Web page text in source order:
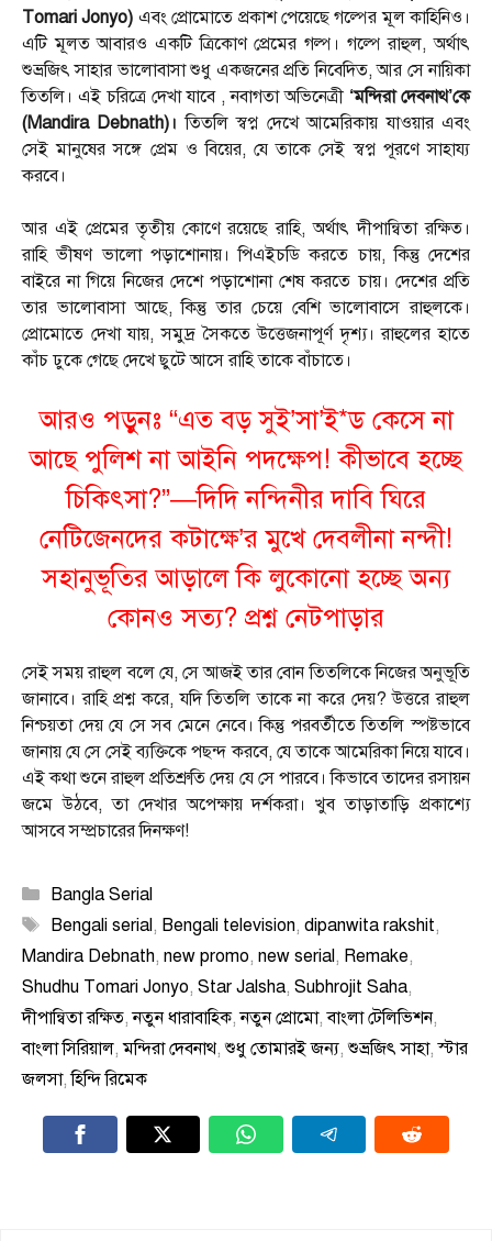
Tomari Jonyo) এবং প্রোমোতে প্রকাশ পেয়েছে গল্পের মূল কাহিনিও।
এটি মূলত আবারও একটি ত্রিকোণ প্রেমের গল্প। গল্পে রাহুল, অর্থাৎ
শুভ্রজিৎ সাহার ভালোবাসা শুধু একজনের প্রতি নিবেদিত, আর সে নায়িকা
তিতলি। এই চরিত্রে দেখা যাবে , নবাগতা অভিনেত্রী ‘মন্দিরা দেবনাথ’কে
(Mandira Debnath)। তিতলি স্বপ্ন দেখে আমেরিকায় যাওয়ার এবং
সেই মানুষের সঙ্গে প্রেম ও বিয়ের, যে তাকে সেই স্বপ্ন পূরণে সাহায্য
করবে।
আর এই প্রেমের তৃতীয় কোণে রয়েছে রাহি, অর্থাৎ দীপান্বিতা রক্ষিত।
রাহি ভীষণ ভালো পড়াশোনায়। পিএইচডি করতে চায়, কিন্তু দেশের
বাইরে না গিয়ে নিজের দেশে পড়াশোনা শেষ করতে চায়। দেশের প্রতি
তার ভালোবাসা আছে, কিন্তু তার চেয়ে বেশি ভালোবাসে রাহুলকে।
প্রোমোতে দেখা যায়, সমুদ্র সৈকতে উত্তেজনাপূর্ণ দৃশ্য। রাহুলের হাতে
কাঁচ ঢুকে গেছে দেখে ছুটে আসে রাহি তাকে বাঁচাতে।
আরও পড়ুনঃ “এত বড় সুই’সা’ই*ড কেসে না
আছে পুলিশ না আইনি পদক্ষেপ! কীভাবে হচ্ছে
চিকিৎসা?”—দিদি নন্দিনীর দাবি ঘিরে
নেটিজেনদের কটাক্ষে’র মুখে দেবলীনা নন্দী!
সহানুভূতির আড়ালে কি লুকোনো হচ্ছে অন্য
কোনও সত্য? প্রশ্ন নেটপাড়ার
সেই সময় রাহুল বলে যে, সে আজই তার বোন তিতলিকে নিজের অনুভূতি
জানাবে। রাহি প্রশ্ন করে, যদি তিতলি তাকে না করে দেয়? উত্তরে রাহুল
নিশ্চয়তা দেয় যে সে সব মেনে নেবে। কিন্তু পরবর্তীতে তিতলি স্পষ্টভাবে
জানায় যে সে সেই ব্যক্তিকে পছন্দ করবে, যে তাকে আমেরিকা নিয়ে যাবে।
এই কথা শুনে রাহুল প্রতিশ্রুতি দেয় যে সে পারবে। কিভাবে তাদের রসায়ন
জমে উঠবে, তা দেখার অপেক্ষায় দর্শকরা। খুব তাড়াতাড়ি প্রকাশ্যে
আসবে সম্প্রচারের দিনক্ষণ!
Categories
Bangla Serial
Tags
Bengali serial, Bengali television, dipanwita rakshit,
Mandira Debnath, new promo, new serial, Remake,
Shudhu Tomari Jonyo, Star Jalsha, Subhrojit Saha,
দীপান্বিতা রক্ষিত,নতুন ধারাবাহিক,নতুন প্রোমো,বাংলা টেলিভিশন,
বাংলা সিরিয়াল,মন্দিরা দেবনাথ,শুধু তোমারই জন্য,শুভ্রজিৎ সাহা,স্টার
জলসা,হিন্দি রিমেক